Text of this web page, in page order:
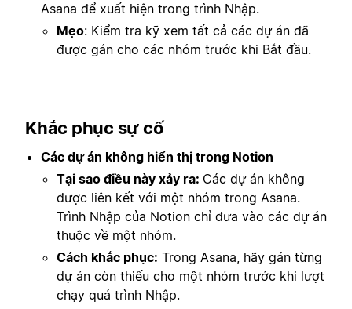
Asana để xuất hiện trong trình Nhập.
Mẹo: Kiểm tra kỹ xem tất cả các dự án đã
được gán cho các nhóm trước khi Bắt đầu.
Khắc phục sự cố
Các dự án không hiển thị trong Notion
Tại sao điều này xảy ra: Các dự án không
được liên kết với một nhóm trong Asana.
Trình Nhập của Notion chỉ đưa vào các dự án
thuộc về một nhóm.
Cách khắc phục: Trong Asana, hãy gán từng
dự án còn thiếu cho một nhóm trước khi lượt
chạy quá trình Nhập.